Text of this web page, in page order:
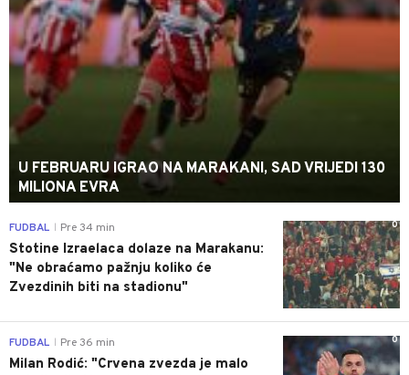
U FEBRUARU IGRAO NA MARAKANI, SAD VRIJEDI 130
MILIONA EVRA
0
FUDBAL Pre 34 min
Stotine Izraelaca dolaze na Marakanu:
"Ne obraćamo pažnju koliko će
Zvezdinih biti na stadionu"
0
FUDBAL Pre 36 min
Milan Rodić: "Crvena zvezda je malo